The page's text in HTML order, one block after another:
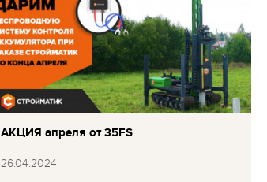
АКЦИЯ апреля от 35FS
26.04.2024